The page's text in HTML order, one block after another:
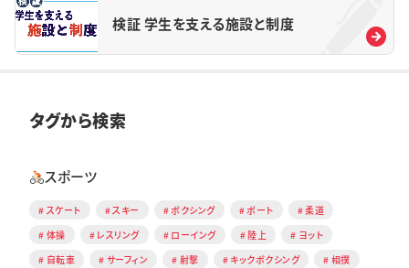
検証 学生を支える施設と制度
タグから検索
スポーツ
スケート スキー ボクシング ボート
柔道
体操
レスリング ローイング 陸上
ヨット
自転車
サーフィン 射撃 キックボクシング 相撲